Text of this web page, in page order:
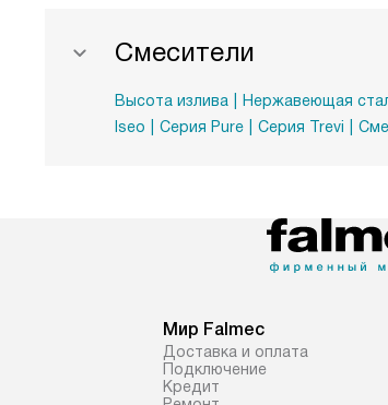
Смесители
Высота излива Нержавеющая
Iseo
Серия Pure Серия Trevi
Мир Falmec
Доставка и оплата
Подключение
Кредит